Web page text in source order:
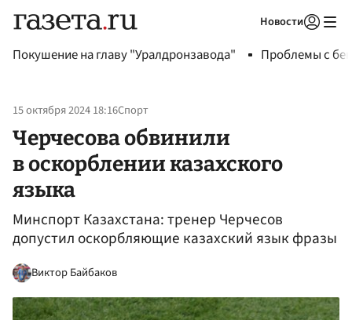
Новости
Покушение на главу "Уралдронзавода" Проблемы с
15 октября 2024 18:16Спорт
Черчесова обвинили
в оскорблении казахского
языка
Минспорт Казахстана: тренер Черчесов
допустил оскорбляющие казахский язык фразы
Виктор Байбаков